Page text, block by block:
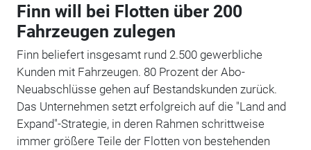
Finn will bei Flotten über 200
Fahrzeugen zulegen
Finn beliefert insgesamt rund 2.500 gewerbliche
Kunden mit Fahrzeugen. 80 Prozent der Abo-
Neuabschlüsse gehen auf Bestandskunden zurück.
Das Unternehmen setzt erfolgreich auf die "Land and
Expand"-Strategie, in deren Rahmen schrittweise
immer größere Teile der Flotten von bestehenden